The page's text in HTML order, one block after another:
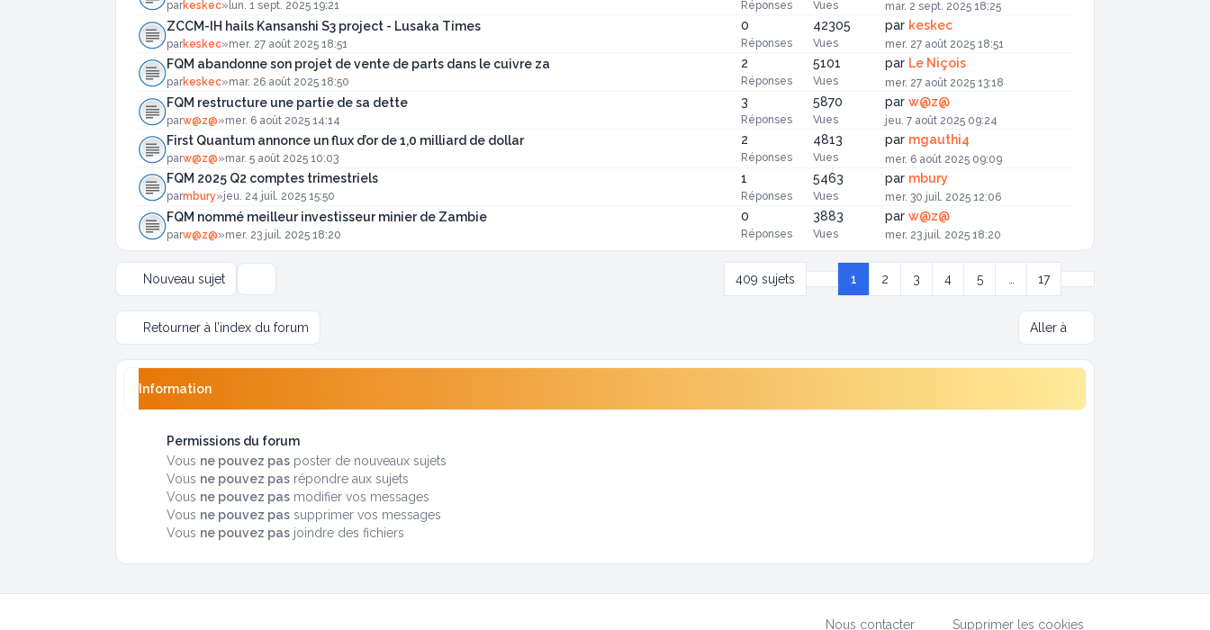
parkeskec»lun. 1 sept. 2025 19:21 Réponses Vues mar. 2 sept. 2025 18:25
ZCCM-IH hails Kansanshi S3 project - Lusaka Times
parkeskec»mer. 27 août 2025 18:51
0
Réponses
42305
Vues
par keskec
mer. 27 août 2025 18:51
FQM abandonne son projet de vente de parts dans le cuivre za
parkeskec»mar. 26 août 2025 18:50
2
Réponses
5101
Vues
par Le Niçois
mer. 27 août 2025 13:18
FQM restructure une partie de sa dette
parw@z@»mer. 6 août 2025 14:14
3
Réponses
5870
Vues
par w@z@
jeu. 7 août 2025 09:24
First Quantum annonce un flux d’or de 1,0 milliard de dollar
parw@z@»mar. 5 août 2025 10:03
2
Réponses
4813
Vues
par mgauthi4
mer. 6 août 2025 09:09
FQM 2025 Q2 comptes trimestriels
parmbury»jeu. 24 juil. 2025 15:50
1
Réponses
5463
Vues
par mbury
mer. 30 juil. 2025 12:06
FQM nommé meilleur investisseur minier de Zambie
parw@z@»mer. 23 juil. 2025 18:20
0
Réponses
3883
Vues
par w@z@
mer. 23 juil. 2025 18:20
Nouveau sujet 409 sujets
Page 1sur 17
1 2 3 4 5 … 17
Retourner à l’index du forum Aller à
Information
Permissions du forum
Vous ne pouvez pas poster de nouveaux sujets
Vous ne pouvez pas répondre aux sujets
Vous ne pouvez pas modifier vos messages
Vous ne pouvez pas supprimer vos messages
Vous ne pouvez pas joindre des fichiers
Nous contacter Supprimer les cookies